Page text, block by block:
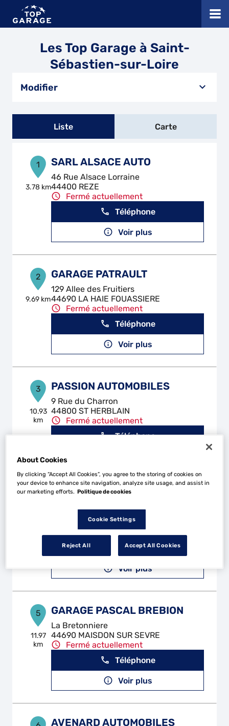
Les Top Garage à Saint-
Sébastien-sur-Loire
Modifier
Liste Carte
1
3.78 km
SARL ALSACE AUTO
46 Rue Alsace Lorraine
44400 REZE
Fermé actuellement
Téléphone
Voir plus
2
9.69 km
GARAGE PATRAULT
129 Allee des Fruitiers
44690 LA HAIE FOUASSIERE
Fermé actuellement
Téléphone
Voir plus
3
10.93
km
PASSION AUTOMOBILES
9 Rue du Charron
44800 ST HERBLAIN
Fermé actuellement
Téléphone
NHB AUTOMOBILES
4 T Rue du Plessis
44860 PONT ST MARTIN
Fermé actuellement
Téléphone
Voir plus
5
11.97
km
GARAGE PASCAL BREBION
La Bretonniere
44690 MAISDON SUR SEVRE
Fermé actuellement
Téléphone
Voir plus
AVENARD AUTOMOBILES
About Cookies
By clicking “Accept All Cookies”, you agree to the storing of cookies on
your device to enhance site navigation, analyze site usage, and assist in
our marketing efforts. Politique de cookies
Cookie Settings
Reject All Accept All Cookies